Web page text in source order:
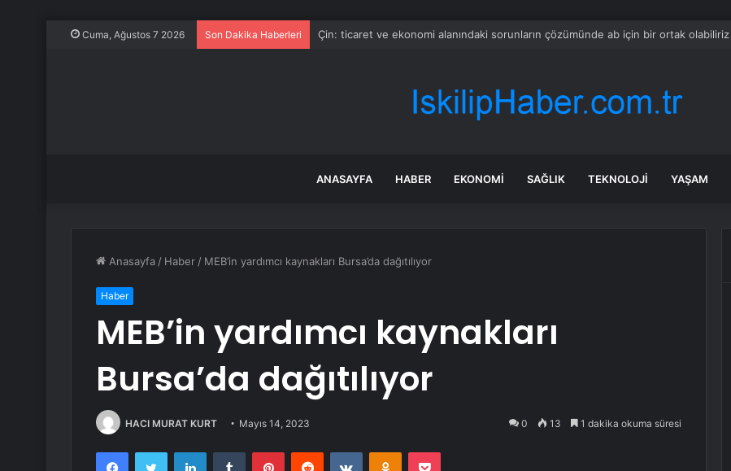
Cuma, Ağustos 7 2026 Son Dakika Haberleri Arakçi: ırak’taki kürt silahlı grupların engellenmesinde ‘türkiye etkili bir rol oynadı’
ANASAYFA HABER EKONOMI SAĞLIK TEKNOLOJI YAŞAM
Anasayfa / Haber / MEB’in yardımcı kaynakları Bursa’da dağıtılıyor
Haber
MEB’in yardımcı kaynakları
Bursa’da dağıtılıyor
HACI MURAT KURT Mayıs 14, 2023 0 13 1 dakika okuma süresi
FacebookTwitter LinkedInTumblr PinterestReddit VKontakteOdnoklassniki
Pocket